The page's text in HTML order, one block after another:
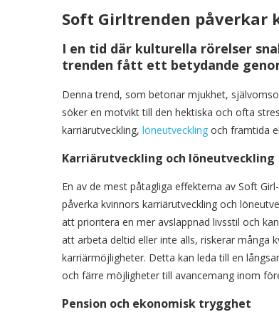
Soft Girltrenden
I en tid där kulturella rörelser
trenden fått ett betydande
Denna trend, som betonar mjukhet,
söker en motvikt till den hektiska och ofta
karriärutveckling, löneutveckling och framtida
Karriärutveckling och löneutveckling
En av de mest påtagliga effekterna av Soft
påverka kvinnors karriärutveckling och
att prioritera en mer avslappnad livsstil och
att arbeta deltid eller inte alls, riskerar många
karriärmöjligheter. Detta kan leda till en
och färre möjligheter till avancemang inom
Pension och ekonomisk trygghet